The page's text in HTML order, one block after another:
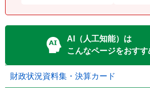
AI（人工知能）は
こんなページをおす
財政状況資料集・決算カード